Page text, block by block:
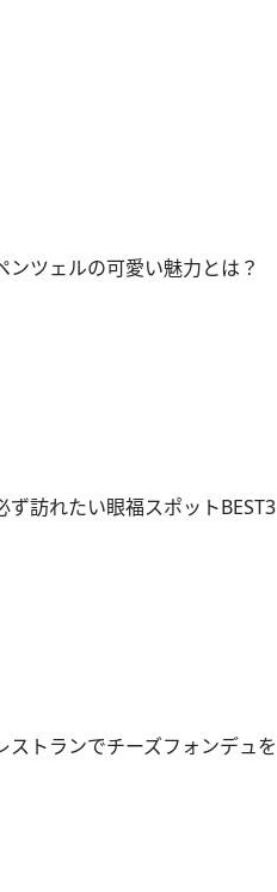
ツェルの可愛い魅力とは？
訪れたい眼福スポットBEST3
トランでチーズフォンデュを